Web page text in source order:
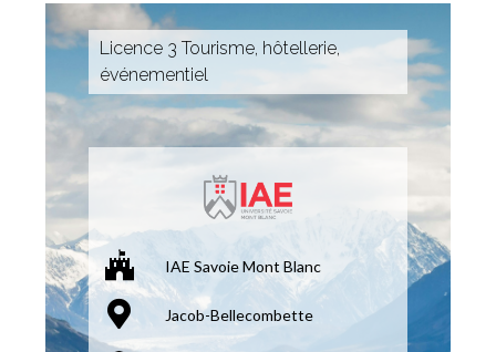
Licence 3 Tourisme, hôtellerie,
événementiel
IAE Savoie Mont Blanc
Jacob-Bellecombette